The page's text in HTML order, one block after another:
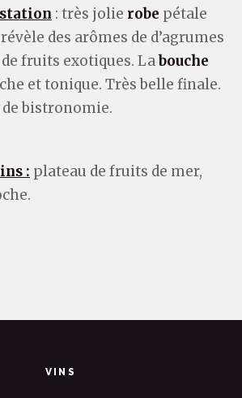
: très jolie robe pétale
révèle des arômes de d’agrumes
fruits exotiques. Labouche
et tonique. Très belle finale.
bistronomie.
: plateau de fruits de mer,
VINS